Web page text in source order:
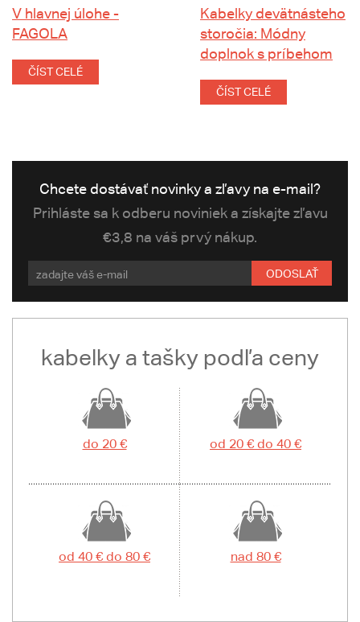
V hlavnej úlohe -
FAGOLA
ČÍST CELÉ
Kabelky devätnásteho
storočia: Módny
doplnok s príbehom
ČÍST CELÉ
Chcete dostávať novinky a zľavy na e-mail?
Prihláste sa k odberu noviniek a získajte zľavu
€3,8 na váš prvý nákup.
ODOSLAŤ
kabelky a tašky podľa ceny
do 20 € od 20 € do 40 €
od 40 € do 80 € nad 80 €